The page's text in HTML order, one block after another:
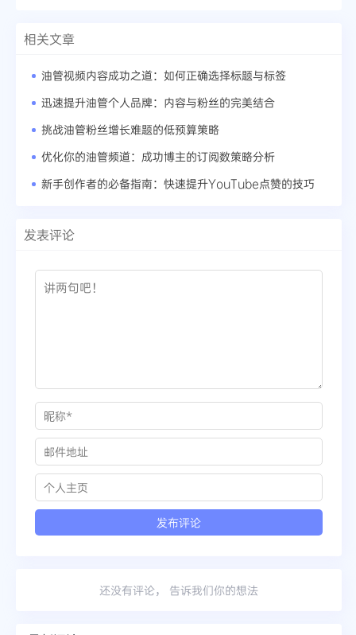
相关文章
油管视频内容成功之道：如何正确选择标题与标签
迅速提升油管个人品牌：内容与粉丝的完美结合
挑战油管粉丝增长难题的低预算策略
优化你的油管频道：成功博主的订阅数策略分析
新手创作者的必备指南：快速提升YouTube点赞的技巧
发表评论
还没有评论， 告诉我们你的想法